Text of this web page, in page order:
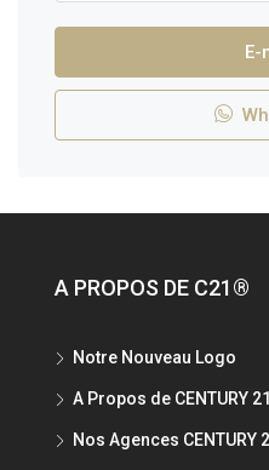
E-
A PROPOS DE C21®
Notre Nouveau Logo
A Propos de CENTURY
Nos Agences CENTURY